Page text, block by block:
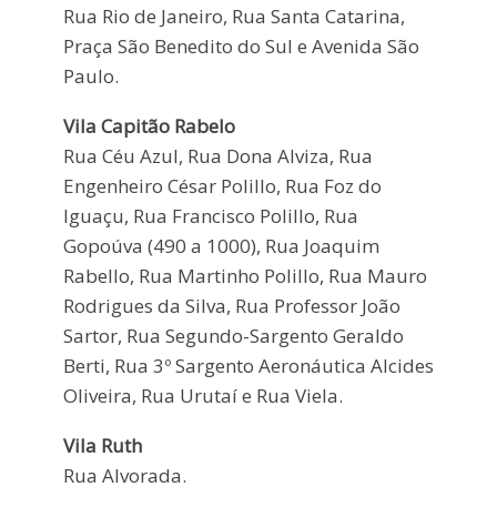
Rua Rio de Janeiro, Rua Santa Catarina,
Praça São Benedito do Sul e Avenida São
Paulo.
Vila Capitão Rabelo
Rua Céu Azul, Rua Dona Alviza, Rua
Engenheiro César Polillo, Rua Foz do
Iguaçu, Rua Francisco Polillo, Rua
Gopoúva (490 a 1000), Rua Joaquim
Rabello, Rua Martinho Polillo, Rua Mauro
Rodrigues da Silva, Rua Professor João
Sartor, Rua Segundo-Sargento Geraldo
Berti, Rua 3º Sargento Aeronáutica Alcides
Oliveira, Rua Urutaí e Rua Viela.
Vila Ruth
Rua Alvorada.